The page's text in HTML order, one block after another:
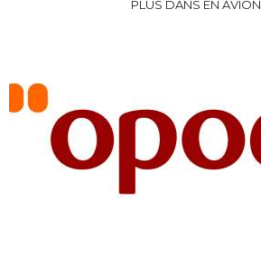
PLUS DANS EN AVION